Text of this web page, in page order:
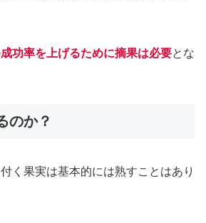
成功率を上げるために摘果は必要とな
のか？
く果実は基本的には熟すことはあり